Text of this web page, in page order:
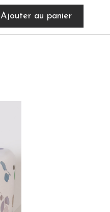
Ajouter au panier